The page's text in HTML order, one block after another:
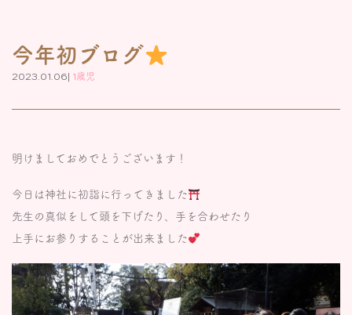
今年初ブログ
2023.01.06| 1歳児
明けましておめでとうございます！
今日は神社に初詣に行ってきました
先生の真似をして頭を下げたり、手を合わせたり
上手にお参りすることが出来ました